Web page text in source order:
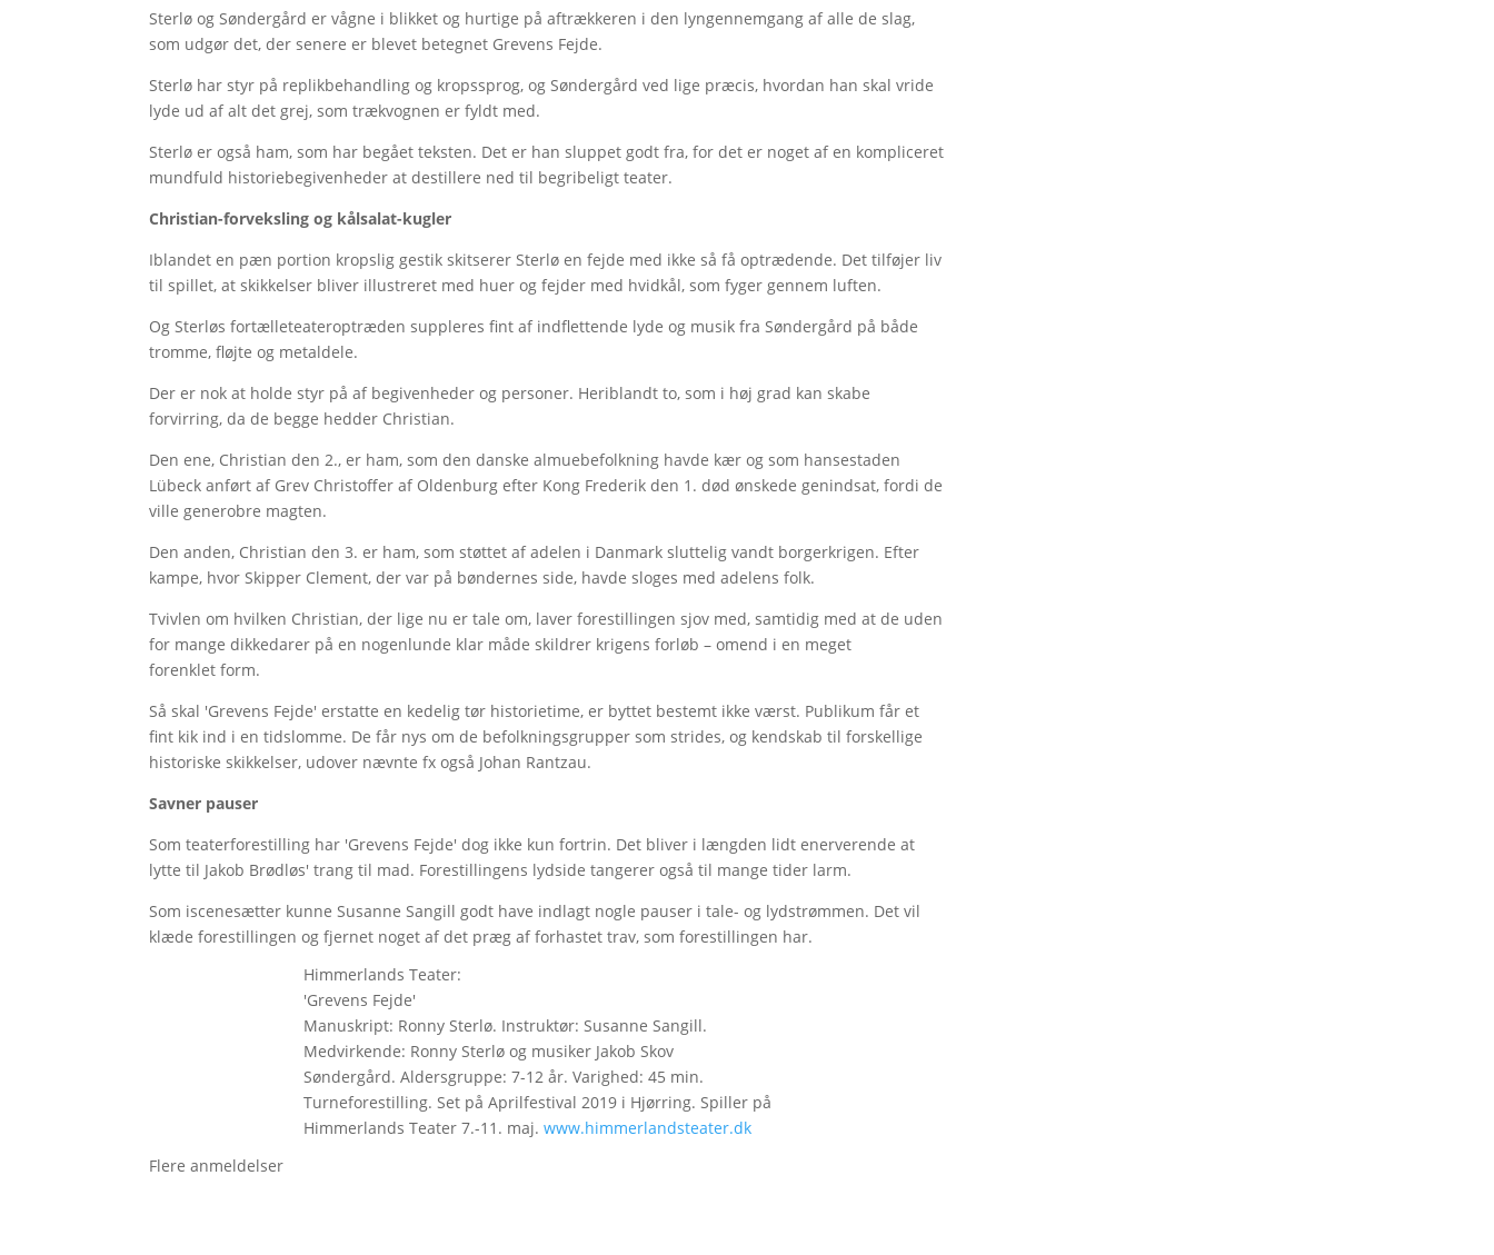
Sterlø og Søndergård er vågne i blikket og hurtige på aftrækkeren i den lyngennemgang af alle de slag,
som udgør det, der senere er blevet betegnet Grevens Fejde.
Sterlø har styr på replikbehandling og kropssprog, og Søndergård ved lige præcis, hvordan han skal vride
lyde ud af alt det grej, som trækvognen er fyldt med.
Sterlø er også ham, som har begået teksten. Det er han sluppet godt fra, for det er noget af en kompliceret
mundfuld historiebegivenheder at destillere ned til begribeligt teater.
Christian-forveksling og kålsalat-kugler
Iblandet en pæn portion kropslig gestik skitserer Sterlø en fejde med ikke så få optrædende. Det tilføjer liv
til spillet, at skikkelser bliver illustreret med huer og fejder med hvidkål, som fyger gennem luften.
Og Sterløs fortælleteateroptræden suppleres fint af indflettende lyde og musik fra Søndergård på både
tromme, fløjte og metaldele.
Der er nok at holde styr på af begivenheder og personer. Heriblandt to, som i høj grad kan skabe
forvirring, da de begge hedder Christian.
Den ene, Christian den 2., er ham, som den danske almuebefolkning havde kær og som hansestaden
Lübeck anført af Grev Christoffer af Oldenburg efter Kong Frederik den 1. død ønskede genindsat, fordi de
ville generobre magten.
Den anden, Christian den 3. er ham, som støttet af adelen i Danmark sluttelig vandt borgerkrigen. Efter
kampe, hvor Skipper Clement, der var på bøndernes side, havde sloges med adelens folk.
Tvivlen om hvilken Christian, der lige nu er tale om, laver forestillingen sjov med, samtidig med at de uden
for mange dikkedarer på en nogenlunde klar måde skildrer krigens forløb – omend i en meget
forenklet form.
Så skal 'Grevens Fejde' erstatte en kedelig tør historietime, er byttet bestemt ikke værst. Publikum får et
fint kik ind i en tidslomme. De får nys om de befolkningsgrupper som strides, og kendskab til forskellige
historiske skikkelser, udover nævnte fx også Johan Rantzau.
Savner pauser
Som teaterforestilling har 'Grevens Fejde' dog ikke kun fortrin. Det bliver i længden lidt enerverende at
lytte til Jakob Brødløs' trang til mad. Forestillingens lydside tangerer også til mange tider larm.
Som iscenesætter kunne Susanne Sangill godt have indlagt nogle pauser i tale- og lydstrømmen. Det vil
klæde forestillingen og fjernet noget af det præg af forhastet trav, som forestillingen har.
Himmerlands Teater:
'Grevens Fejde'
Manuskript: Ronny Sterlø. Instruktør: Susanne Sangill.
Medvirkende: Ronny Sterlø og musiker Jakob Skov
Søndergård. Aldersgruppe: 7-12 år. Varighed: 45 min.
Turneforestilling. Set på Aprilfestival 2019 i Hjørring. Spiller på
Himmerlands Teater 7.-11. maj. www.himmerlandsteater.dk
Flere anmeldelser